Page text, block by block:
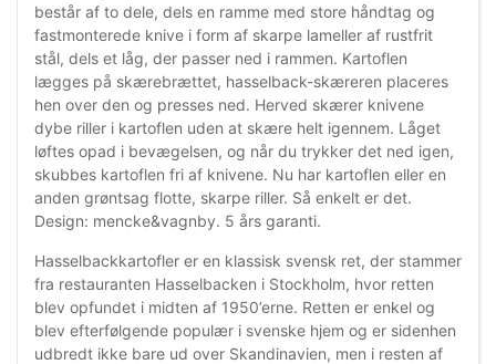
består af to dele, dels en ramme med store håndtag og
fastmonterede knive i form af skarpe lameller af rustfrit
stål, dels et låg, der passer ned i rammen. Kartoflen
lægges på skærebrættet, hasselback-skæreren placeres
hen over den og presses ned. Herved skærer knivene
dybe riller i kartoflen uden at skære helt igennem. Låget
løftes opad i bevægelsen, og når du trykker det ned igen,
skubbes kartoflen fri af knivene. Nu har kartoflen eller en
anden grøntsag flotte, skarpe riller. Så enkelt er det.
Design: mencke&vagnby. 5 års garanti.
Hasselbackkartofler er en klassisk svensk ret, der stammer
fra restauranten Hasselbacken i Stockholm, hvor retten
blev opfundet i midten af 1950’erne. Retten er enkel og
blev efterfølgende populær i svenske hjem og er sidenhen
udbredt ikke bare ud over Skandinavien, men i resten af